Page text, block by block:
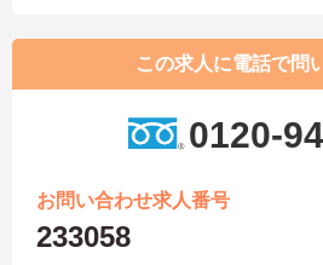
この求人に電話で問
0120-
お問い合わせ求人番号
233058